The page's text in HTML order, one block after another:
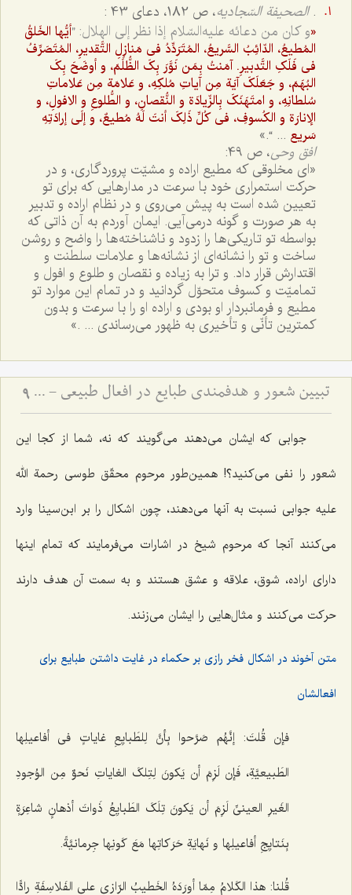
.الصحیفة السّجادیه، ص 182، دعاى 43 :
«و کان من دعائه علیه‌السّلام إذا نظر إلى الهلال: ”أیُّها الخَلقُ
المُطیعُ، الدّائِبُ السَّریعُ، المُتَرَدِّدُ فى مَنازِلِ التَّقدیرِ، المُتَصَرِّفُ
فى فَلَکِ التَّدبیرِ. آمَنتُ بِمَن نَوَّرَ بِکَ الظُّلَمَ، و أوضَحَ بِکَ
البُهَمَ، و جَعَلَکَ آیَة مِن آیاتِ مُلکِهِ، و عَلامَة مِن عَلاماتِ
سُلطانِهِ، و امتَهَنَکَ بِالزّیادَة و النُّقصانِ، و الطُّلوعِ و الافولِ، و
الإنارَة و الکُسوفِ، فى کُلِّ ذَلِکَ أنتَ لَهُ مُطیعٌ، و إلَى إرادَتِهِ
سَریع ... “.»
افق وحى، ص 49:
«اى مخلوقى که مطیع اراده و مشیّت پروردگارى، و در
حرکت استمرارى خود با سرعت در مدارهایى که براى تو
تعیین شده است به پیش مى‌روى و در نظام اراده و تدبیر
به هر صورت و گونه درمى‌آیى. ایمان آوردم به آن ذاتى که
بواسطه تو تاریکی‌ها را زدود و ناشناخته‌ها را واضح و روشن
ساخت و تو را نشانه‌اى از نشانه‌ها و علامات سلطنت و
اقتدارش قرار داد. و ترا به زیاده و نقصان و طلوع و افول و
تمامیّت و کسوف متحوّل گردانید و در تمام این موارد تو
مطیع و فرمانبردار او بودى و اراده او را با سرعت و بدون
کمترین تأنّى و تأخیرى به ظهور مى‌رساندى ... .»
تبیین شعور و هدفمندی طبایع در افعال طبیعی - پاسخ به شبهه فخر رازی درباره غایت‌مندی موجودات عالم 9
جوابى که ایشان مى‌دهند مى‌گویند که نه، شما از کجا این
شعور را نفى مى‌کنید؟! همین‌طور مرحوم محقّق طوسى رحمة الله
علیه جوابى نسبت به آنها مى‌دهند، چون اشکال را بر ابن‌سینا وارد
مى‌کنند آنجا که مرحوم شیخ در اشارات مى‌فرمایند که تمام اینها
داراى اراده، شوق، علاقه و عشق هستند و به سمت آن هدف دارند
حرکت مى‌کنند و مثال‌هایى را ایشان مى‌زنند.
متن آخوند در اشکال فخر رازی بر حکماء در غایت داشتن طبایع برای
افعالشان
فإن قُلتَ: إنَّهُم صَرَّحوا بِأنَّ لِلطَبایِعِ غایاتٍ فی أفاعیلِها
الطَبیعیَّةِ، فَإن لَزِمَ أن یَکونَ لِتِلکَ الغایاتِ نَحوٌ مِن الوُجودِ
الغَیرِ العینیِّ لَزِمَ أن یَکونَ تِلَکَ الطَبایِعُ ذَواتَ أذهانٍ شاعِرَةٍ
بِنَتایِجِ أفاعیلِها و نَهایَةِ حَرَکاتِها مَعَ کَونِها جِرمانیَّةً.
قُلنا: هذا الکَلامُ مِمّا أورَدَهُ الخَطیبُ الرّازی على الفَلاسِفَةِ رادًّا